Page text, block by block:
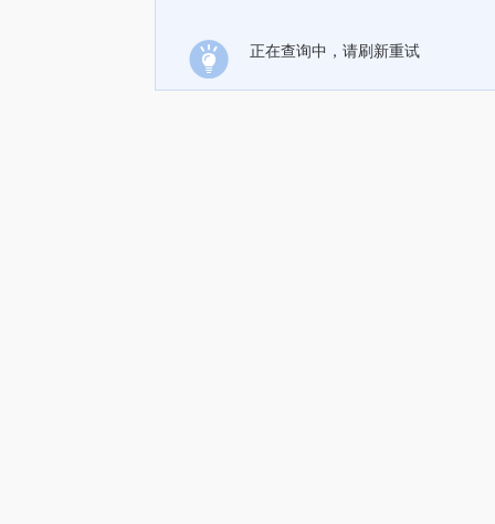
正在查询中，请刷新重试